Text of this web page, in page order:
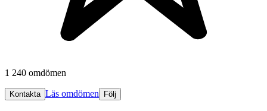
1 240 omdömen
Kontakta Läs omdömen Följ